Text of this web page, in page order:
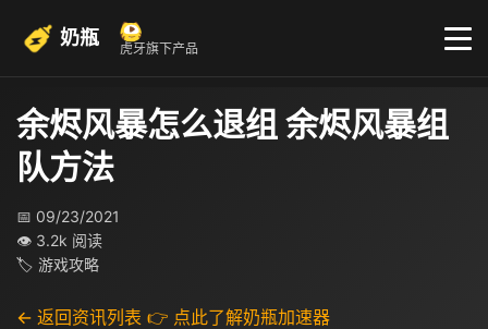
奶瓶 虎牙旗下产品
余烬风暴怎么退组 余烬风暴组
队方法
📅 09/23/2021
👁 3.2k 阅读
🏷 游戏攻略
← 返回资讯列表 👉 点此了解奶瓶加速器